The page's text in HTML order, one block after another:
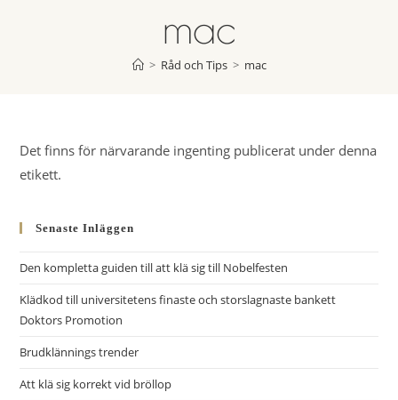
mac
> Råd och Tips > mac
Det finns för närvarande ingenting publicerat under denna
etikett.
Senaste Inläggen
Den kompletta guiden till att klä sig till Nobelfesten
Klädkod till universitetens finaste och storslagnaste bankett
Doktors Promotion
Brudklännings trender
Att klä sig korrekt vid bröllop